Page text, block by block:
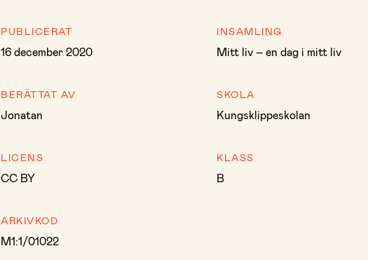
PUBLICERAT
16 december 2020
BERÄTTAT AV
Jonatan
LICENS
CC BY
ARKIVKOD
M1:1/01022
INSAMLING
Mitt liv – en dag i mitt liv
SKOLA
Kungsklippeskolan
KLASS
B